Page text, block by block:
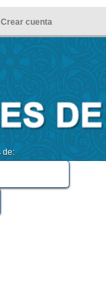
Crear cuenta
de: